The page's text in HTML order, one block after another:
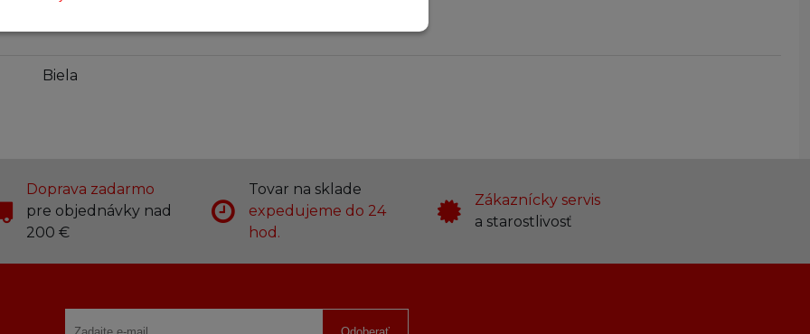
Parametre
Biela
Doprava zadarmo
pre objednávky nad
200 €
Tovar na sklade
expedujeme do 24
hod.
Zákaznícky servis
a starostlivosť
Odoberať